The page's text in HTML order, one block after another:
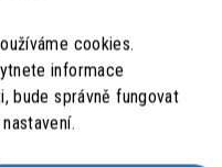
cookies.
informace
bude správně fungovat
Petr
Piktorová